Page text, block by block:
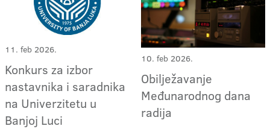
11. feb 2026.
Konkurs za izbor
nastavnika i saradnika
na Univerzitetu u
Banjoj Luci
10. feb 2026.
Obilježavanje
Međunarodnog dana
radija